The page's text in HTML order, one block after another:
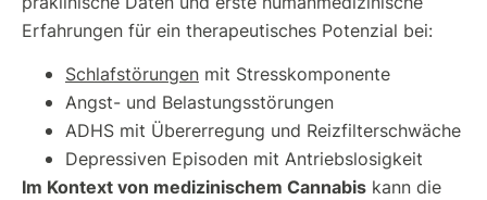
Erfahrungen für ein therapeutisches Potenzial bei:
Schlafstörungen mit Stresskomponente
Angst- und Belastungsstörungen
ADHS mit Übererregung und Reizfilterschwäche
Depressiven Episoden mit Antriebslosigkeit
Im Kontext von medizinischem Cannabis kann die